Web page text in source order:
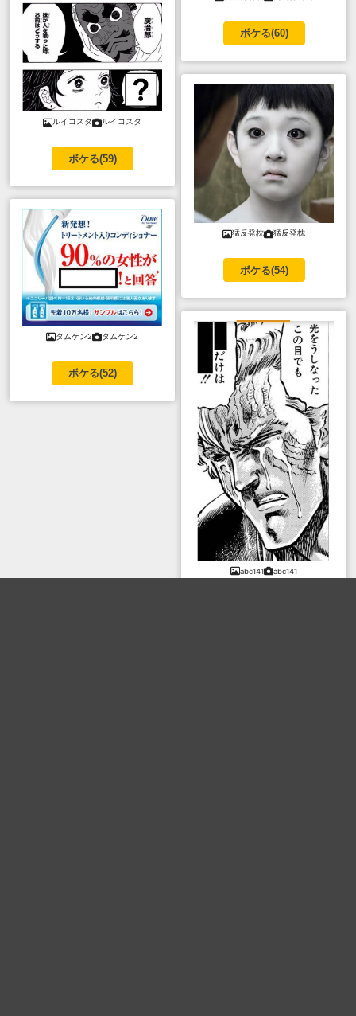
ルイコスタ ルイコスタ
ボケる(59)
タムケン2 タムケン2
ボケる(52)
ボケる(60)
猛反発枕 猛反発枕
ボケる(54)
abc141 abc141